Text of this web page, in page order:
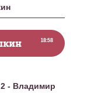
18:58
- Владимир